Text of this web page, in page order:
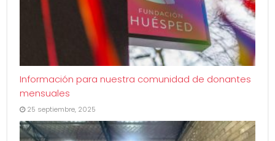
Información para nuestra comunidad de donantes
mensuales
25 septiembre, 2025